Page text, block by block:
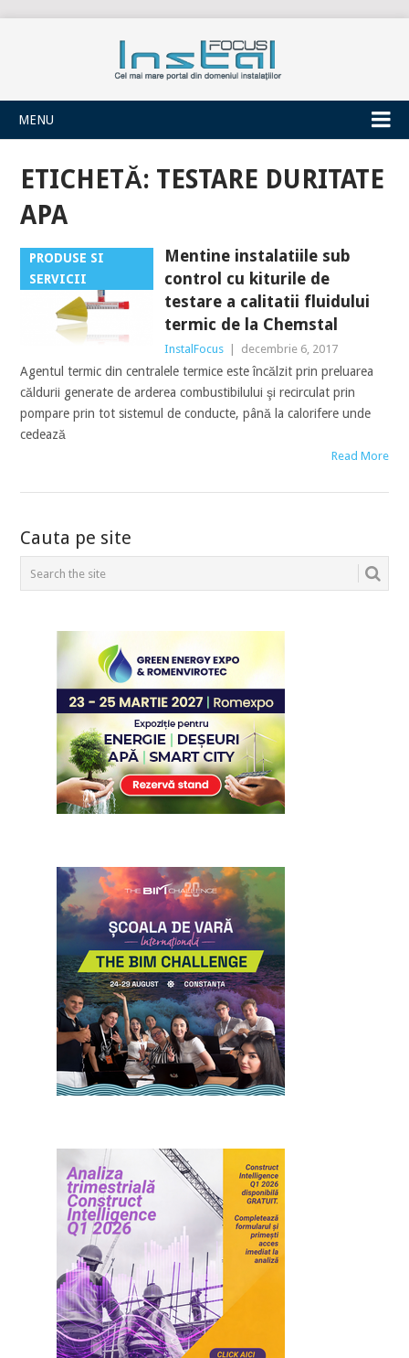
INSTALFOCUS
MENU
ETICHETĂ: TESTARE DURITATE
APA
PRODUSE SI
SERVICII
Mentine instalatiile sub
control cu kiturile de
testare a calitatii fluidului
termic de la Chemstal
InstalFocus decembrie 6, 2017
Agentul termic din centralele termice este încălzit prin preluarea
căldurii generate de arderea combustibilului şi recirculat prin
pompare prin tot sistemul de conducte, până la calorifere unde
cedează
Read More
POSTS
NAVIGATION
Cauta pe site